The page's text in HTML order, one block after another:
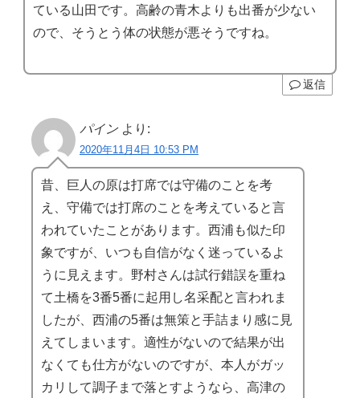
ている山田です。高齢の青木よりも出番が少ない
ので、そうとう体の状態が悪そうですね。
返信
パイン より:
2020年11月4日 10:53 PM
昔、巨人の原は打席では守備のことを考
え、守備では打席のことを考えていると言
われていたことがあります。西浦も似た印
象ですが、いつも自信がなく迷っているよ
うに見えます。野村さんは試行錯誤を重ね
て土橋を3番5番に起用し名采配と言われま
したが、西浦の5番は無策と手詰まり感に見
えてしまいます。適性がないので結果が出
なくても仕方がないのですが、本人がガッ
カリして調子まで落とすようなら、高津の